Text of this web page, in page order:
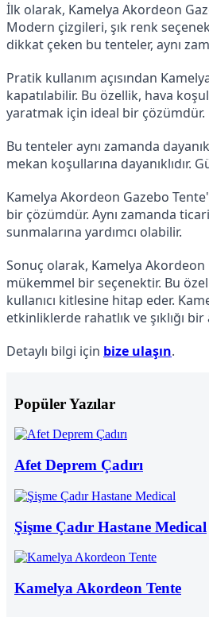
İlk olarak, Kamelya Akordeon
Modern çizgileri, şık renk
dikkat çeken bu tenteler, aynı
Pratik kullanım açısından
kapatılabilir. Bu özellik, hava
yaratmak için ideal bir çözümdür.
Bu tenteler aynı zamanda
mekan koşullarına dayanıklıdır.
Kamelya Akordeon Gazebo
bir çözümdür. Aynı zamanda
sunmalarına yardımcı olabilir.
Sonuç olarak, Kamelya
mükemmel bir seçenektir. Bu
kullanıcı kitlesine hitap eder.
etkinliklerde rahatlık ve şıklığı
Detaylı bilgi için bize ulaşın.
Popüler Yazılar
Afet Deprem Çadırı
Şişme Çadır Hastane Medical
Kamelya Akordeon Tente